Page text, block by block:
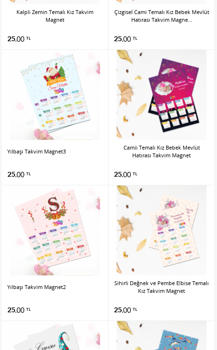
Kalpli Zemin Temalı Kız Takvim
Magnet
25.00 TL
Çizgisel Cami Temalı Kız Bebek Mevlüt
Hatırası Takvim Magne...
25.00 TL
Yılbaşı Takvim Magnet3
25.00 TL
Camii Temalı Kız Bebek Mevlüt
Hatırası Takvim Magnet
25.00 TL
Yılbaşı Takvim Magnet2
25.00 TL
Sihirli Değnek ve Pembe Elbise Temalı
Kız Takvim Magnet
25.00 TL